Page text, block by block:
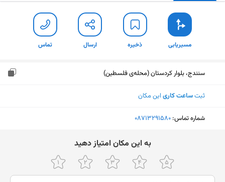
مسیریابی ذخیره ارسال تماس
سنندج، بلوار کردستان (محله‌ی فلسطین)
ثبتساعت کاری این مکان
شماره تماس: ‎08713291580
ﺑﻪ اﯾﻦ ﻣﮑﺎن اﻣﺘﯿﺎز دﻫﯿﺪ